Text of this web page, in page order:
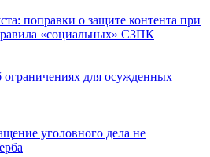
поправки о защите контента при
«социальных» СЗПК
для осужденных
уголовного дела не